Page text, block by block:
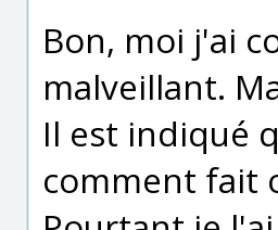
Bon, moi j'ai
malveillant.
Il est indiqué
comment fait